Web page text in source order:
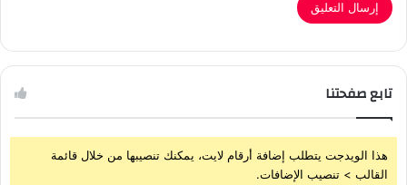
تابع صفحتنا
هذا الويدجت يتطلب إضافة أرقام لايت، يمكنك تنصيبها من خلال قائمة
القالب > تنصيب الإضافات.